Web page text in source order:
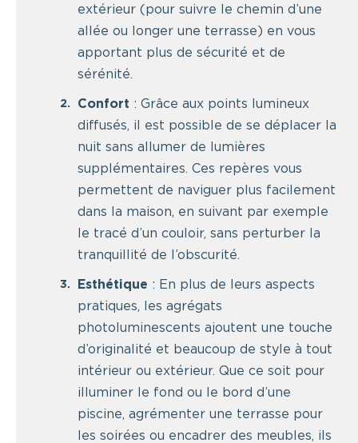
extérieur (pour suivre le chemin d’une
allée ou longer une terrasse) en vous
apportant plus de sécurité et de
sérénité.
Confort : Grâce aux points lumineux
diffusés, il est possible de se déplacer la
nuit sans allumer de lumières
supplémentaires. Ces repères vous
permettent de naviguer plus facilement
dans la maison, en suivant par exemple
le tracé d’un couloir, sans perturber la
tranquillité de l’obscurité.
Esthétique : En plus de leurs aspects
pratiques, les agrégats
photoluminescents ajoutent une touche
d’originalité et beaucoup de style à tout
intérieur ou extérieur. Que ce soit pour
illuminer le fond ou le bord d’une
piscine, agrémenter une terrasse pour
les soirées ou encadrer des meubles, ils